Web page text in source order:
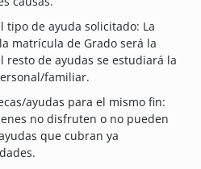
tipo de ayuda solicitado: La
matrícula de Grado será la
resto de ayudas se estudiará la
familiar.
ayudas para el mismo fin:
no disfruten o no pueden
que cubran ya